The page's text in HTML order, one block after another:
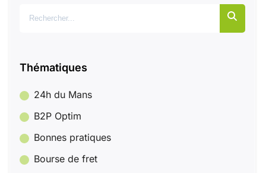
Thématiques
24h du Mans
B2P Optim
Bonnes pratiques
Bourse de fret